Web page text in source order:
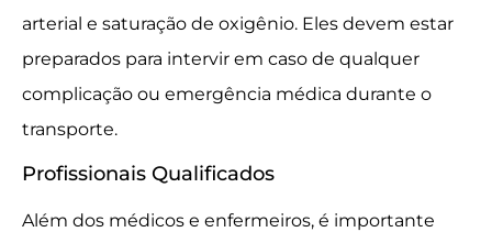
arterial e saturação de oxigênio. Eles devem estar
preparados para intervir em caso de qualquer
complicação ou emergência médica durante o
transporte.
Profissionais Qualificados
Além dos médicos e enfermeiros, é importante